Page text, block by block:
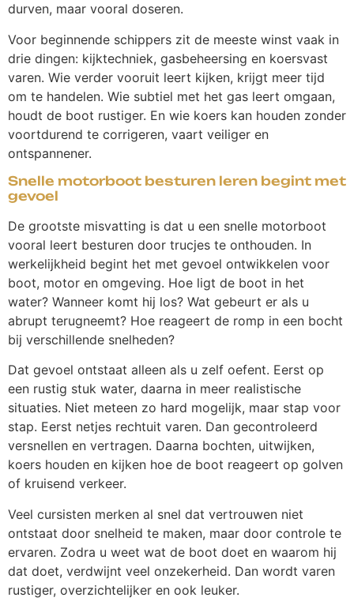
durven, maar vooral doseren.
Voor beginnende schippers zit de meeste winst vaak in
drie dingen: kijktechniek, gasbeheersing en koersvast
varen. Wie verder vooruit leert kijken, krijgt meer tijd
om te handelen. Wie subtiel met het gas leert omgaan,
houdt de boot rustiger. En wie koers kan houden zonder
voortdurend te corrigeren, vaart veiliger en
ontspannener.
Snelle motorboot besturen leren begint met
gevoel
De grootste misvatting is dat u een snelle motorboot
vooral leert besturen door trucjes te onthouden. In
werkelijkheid begint het met gevoel ontwikkelen voor
boot, motor en omgeving. Hoe ligt de boot in het
water? Wanneer komt hij los? Wat gebeurt er als u
abrupt terugneemt? Hoe reageert de romp in een bocht
bij verschillende snelheden?
Dat gevoel ontstaat alleen als u zelf oefent. Eerst op
een rustig stuk water, daarna in meer realistische
situaties. Niet meteen zo hard mogelijk, maar stap voor
stap. Eerst netjes rechtuit varen. Dan gecontroleerd
versnellen en vertragen. Daarna bochten, uitwijken,
koers houden en kijken hoe de boot reageert op golven
of kruisend verkeer.
Veel cursisten merken al snel dat vertrouwen niet
ontstaat door snelheid te maken, maar door controle te
ervaren. Zodra u weet wat de boot doet en waarom hij
dat doet, verdwijnt veel onzekerheid. Dan wordt varen
rustiger, overzichtelijker en ook leuker.